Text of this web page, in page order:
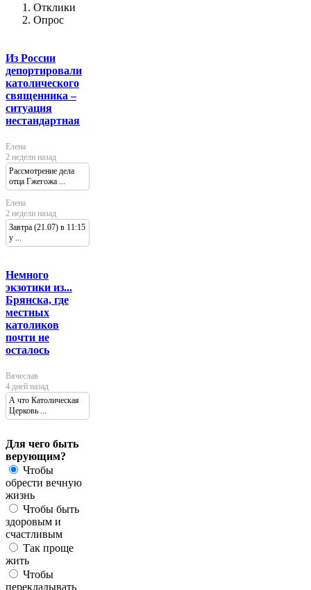
Отклики
Опрос
Из России
депортировали
католического
священника –
ситуация
нестандартная
Елена
2 недели назад
Рассмотрение дела
отца Гжегожа ...
Елена
2 недели назад
Завтра (21.07) в 11:15
у ...
Немного
экзотики из...
Брянска, где
местных
католиков
почти не
осталось
Вячеслав
4 дней назад
А что Католическая
Церковь ...
Для чего быть
верующим?
Чтобы
обрести вечную
жизнь
Чтобы быть
здоровым и
счастливым
Так проще
жить
Чтобы
перекладывать